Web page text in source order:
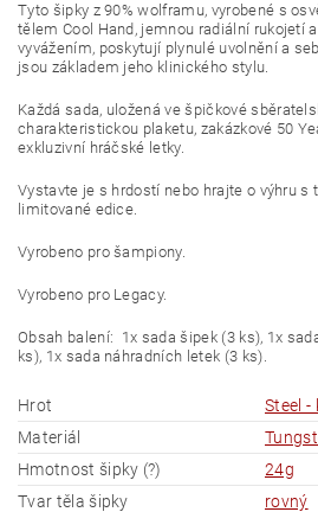
Tyto šipky z 90% wolframu, vyrobené s
tělem Cool Hand, jemnou radiální rukojetí
vyvážením, poskytují plynulé uvolnění a
jsou základem jeho klinického stylu.
Každá sada, uložená ve špičkové
charakteristickou plaketu, zakázkové 50
exkluzivní hráčské letky.
Vystavte je s hrdostí nebo hrajte o výhru
limitované edice.
Vyrobeno pro šampiony.
Vyrobeno pro Legacy.
Obsah balení: 1x sada šipek (3 ks), 1x
ks), 1x sada náhradních letek (3 ks).
Hrot
Steel -
Materiál
Hmotnost šipky (?)
24g
Tvar těla šipky
rovný